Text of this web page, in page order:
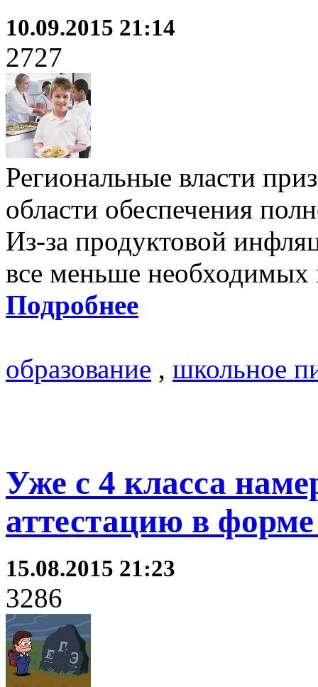
10.09.2015 21:14
2727
Региональные власти
области обеспечения
Из-за продуктовой
все меньше необходимых
Подробнее
образование , школьное
Уже с 4 класса
аттестацию в
15.08.2015 21:23
3286